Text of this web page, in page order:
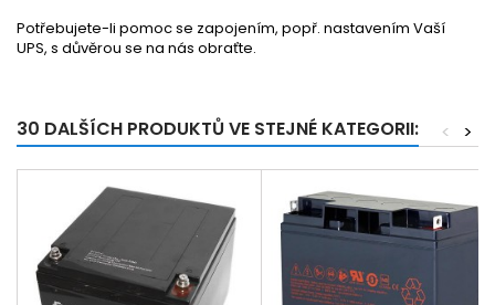
Potřebujete-li pomoc se zapojením, popř. nastavením Vaší
UPS, s důvěrou se na nás obraťte.
30 DALŠÍCH PRODUKTŮ VE STEJNÉ KATEGORII: >
<